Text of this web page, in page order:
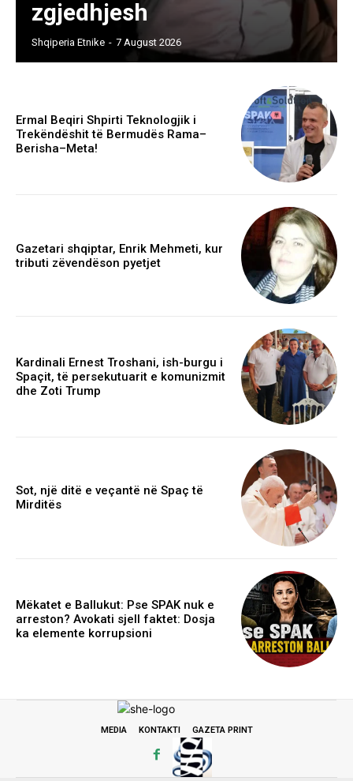
zgjedhjesh
Shqiperia Etnike - 7 August 2026
Ermal Beqiri Shpirti Teknologjik i
Trekëndëshit të Bermudës Rama–
Berisha–Meta!
Gazetari shqiptar, Enrik Mehmeti, kur
tributi zëvendëson pyetjet
Kardinali Ernest Troshani, ish-burgu i
Spaçit, të persekutuarit e komunizmit
dhe Zoti Trump
Sot, një ditë e veçantë në Spaç të
Mirditës
Mëkatet e Ballukut: Pse SPAK nuk e
arreston? Avokati sjell faktet: Dosja
ka elemente korrupsioni
MEDIA KONTAKTI GAZETA PRINT